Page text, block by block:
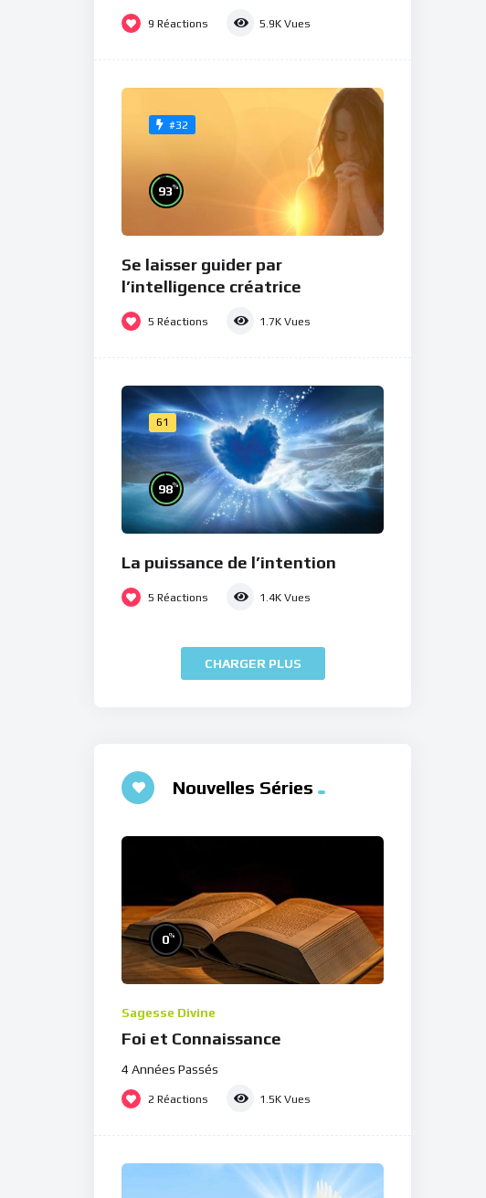
9 Réactions 5.9K Vues
#32
93%
Se laisser guider par
l’intelligence créatrice
5 Réactions 1.7K Vues
61
98%
La puissance de l’intention
5 Réactions 1.4K Vues
CHARGER PLUS
Nouvelles Séries
0%
Sagesse Divine
Foi et Connaissance
4 Années Passés
2 Réactions 1.5K Vues